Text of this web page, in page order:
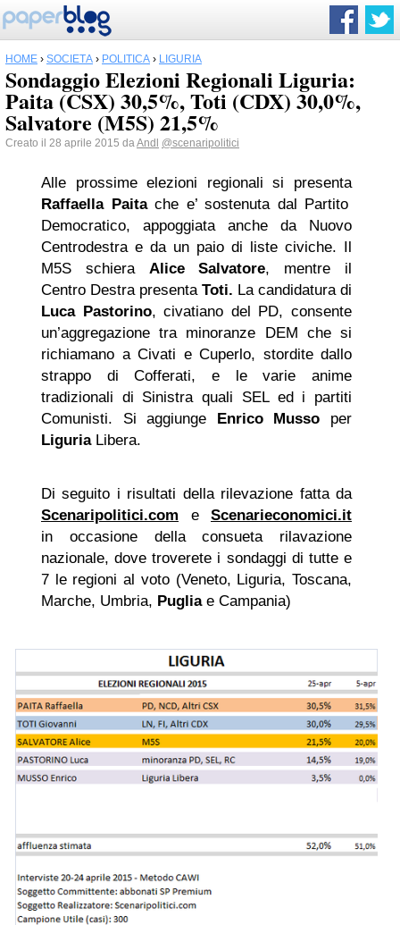
HOME › SOCIETÀ › POLITICA › LIGURIA
Sondaggio Elezioni Regionali Liguria:
Paita (CSX) 30,5%, Toti (CDX) 30,0%,
Salvatore (M5S) 21,5%
Creato il 28 aprile 2015 daAndl @scenaripolitici
Alle prossime elezioni regionali si presenta
Raffaella Paitache e’ sostenuta dal Partito
Democratico, appoggiata anche da Nuovo
Centrodestra e da un paio di liste civiche. Il
M5S schiera AliceSalvatore, mentre il
Centro Destra presenta Toti. La candidatura di
Luca Pastorino, civatiano del PD, consente
un’aggregazione tra minoranze DEM che si
richiamano a Civati e Cuperlo, stordite dallo
strappo di Cofferati, e le varie anime
tradizionali di Sinistra quali SEL ed i partiti
Comunisti. Si aggiunge Enrico Musso per
LiguriaLibera.
Di seguito i risultati della rilevazione fatta da
Scenaripolitici.com e Scenarieconomici.it
in occasione della consueta rilavazione
nazionale, dove troverete i sondaggi di tutte e
7 le regioni al voto (Veneto, Liguria, Toscana,
Marche, Umbria, Pugliae Campania)